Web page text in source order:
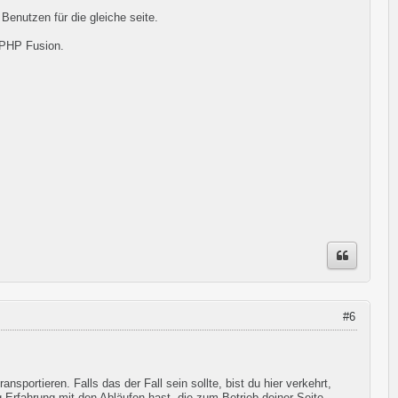
für die gleiche seite.
Fusion.
#6
Falls das der Fall sein sollte, bist du hier verkehrt,